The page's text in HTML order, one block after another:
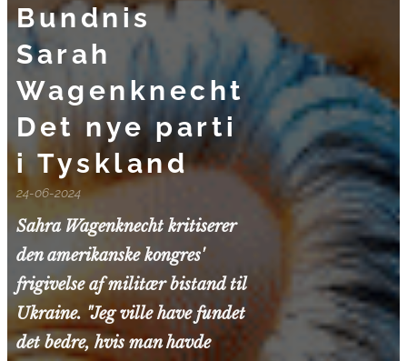
Bundnis
Sarah
Wagenknecht
Det nye parti
i Tyskland
24-06-2024
Sahra Wagenknecht kritiserer
den amerikanske kongres'
frigivelse af militær bistand til
Ukraine. "Jeg ville have fundet
det bedre, hvis man havde